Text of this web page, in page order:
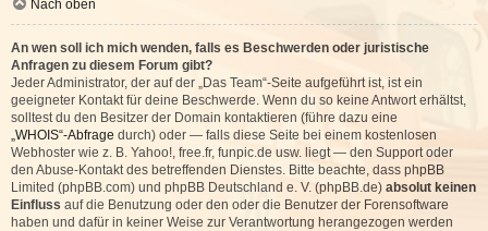
Nach oben
An wen soll ich mich wenden, falls es Beschwerden oder juristische
Anfragen zu diesem Forum gibt?
Jeder Administrator, der auf der „Das Team“-Seite aufgeführt ist, ist ein
geeigneter Kontakt für deine Beschwerde. Wenn du so keine Antwort erhältst,
solltest du den Besitzer der Domain kontaktieren (führe dazu eine
„WHOIS“-Abfrage durch) oder — falls diese Seite bei einem kostenlosen
Webhoster wie z. B. Yahoo!, free.fr, funpic.de usw. liegt — den Support oder
den Abuse-Kontakt des betreffenden Dienstes. Bitte beachte, dass phpBB
Limited (phpBB.com) und phpBB Deutschland e. V. (phpBB.de) absolut keinen
Einfluss auf die Benutzung oder den oder die Benutzer der Forensoftware
haben und dafür in keiner Weise zur Verantwortung herangezogen werden